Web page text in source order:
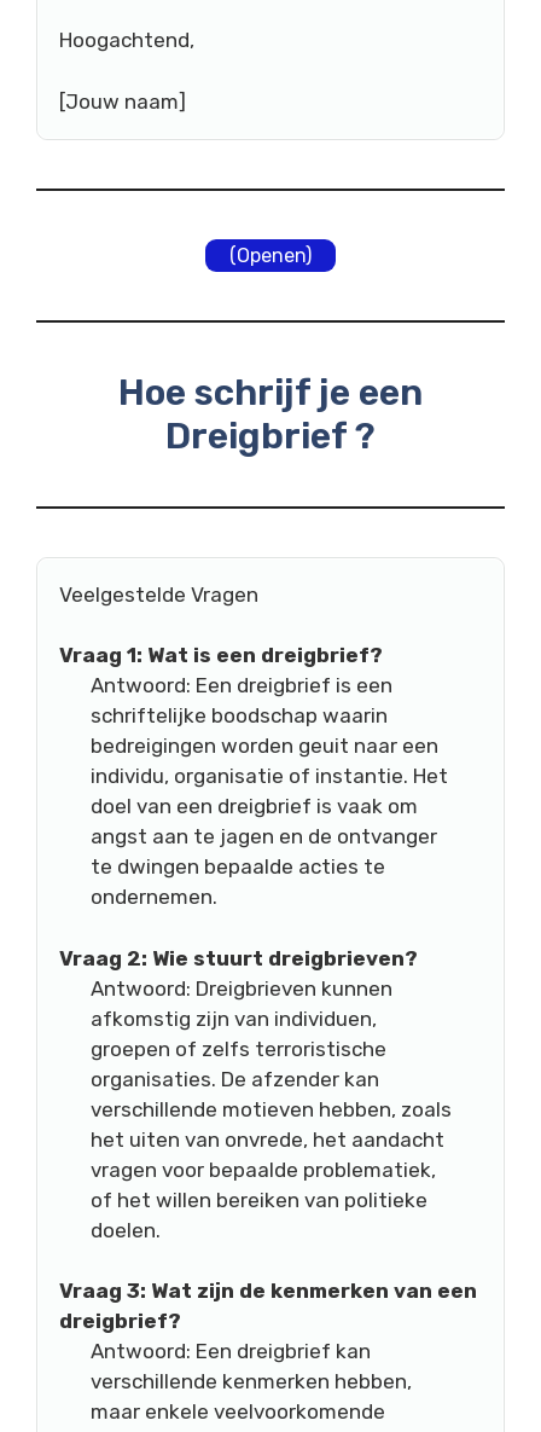
Hoogachtend,
[Jouw naam]
(Openen)
Hoe schrijf je een
Dreigbrief ?
Veelgestelde Vragen
Vraag 1: Wat is een dreigbrief?
Antwoord: Een dreigbrief is een
schriftelijke boodschap waarin
bedreigingen worden geuit naar een
individu, organisatie of instantie. Het
doel van een dreigbrief is vaak om
angst aan te jagen en de ontvanger
te dwingen bepaalde acties te
ondernemen.
Vraag 2: Wie stuurt dreigbrieven?
Antwoord: Dreigbrieven kunnen
afkomstig zijn van individuen,
groepen of zelfs terroristische
organisaties. De afzender kan
verschillende motieven hebben, zoals
het uiten van onvrede, het aandacht
vragen voor bepaalde problematiek,
of het willen bereiken van politieke
doelen.
Vraag 3: Wat zijn de kenmerken van een
dreigbrief?
Antwoord: Een dreigbrief kan
verschillende kenmerken hebben,
maar enkele veelvoorkomende